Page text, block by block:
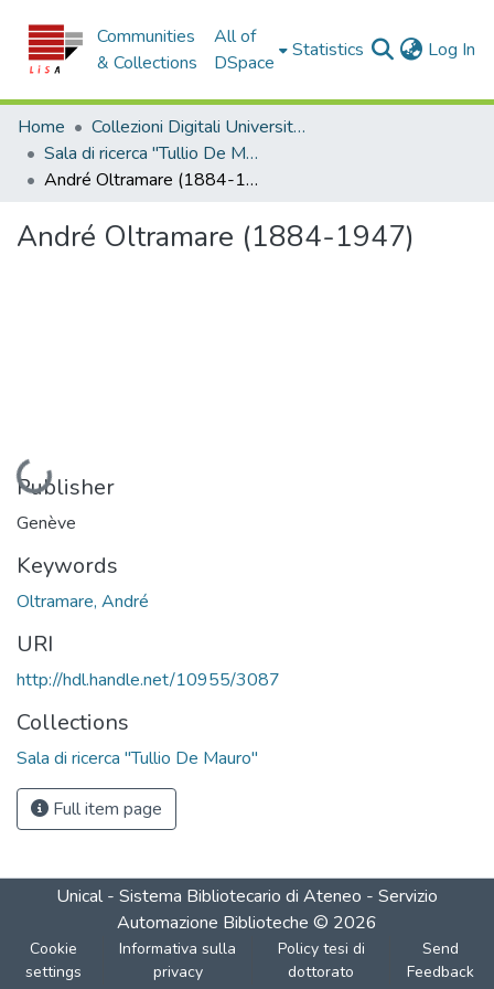
Communities
& Collections
All of
DSpace
Statistics Log In
Home
Collezioni Digitali Università della Calabria
Sala di ricerca "Tullio De Mauro"
André Oltramare (1884-1947)
André Oltramare (1884-1947)
Loading...
Publisher
Genève
Keywords
Oltramare, André
URI
http://hdl.handle.net/10955/3087
Collections
Sala di ricerca "Tullio De Mauro"
Full item page
Unical - Sistema Bibliotecario di Ateneo - Servizio
Automazione Biblioteche © 2026
Cookie
settings
Informativa sulla
privacy
Policy tesi di
dottorato
Send
Feedback